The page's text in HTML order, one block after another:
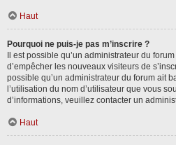
Haut
Pourquoi ne puis-je pas m’inscrire ?
Il est possible qu’un administrateur du
d’empêcher les nouveaux visiteurs de
possible qu’un administrateur du forum ait
l’utilisation du nom d’utilisateur que vous
d’informations, veuillez contacter un
Haut